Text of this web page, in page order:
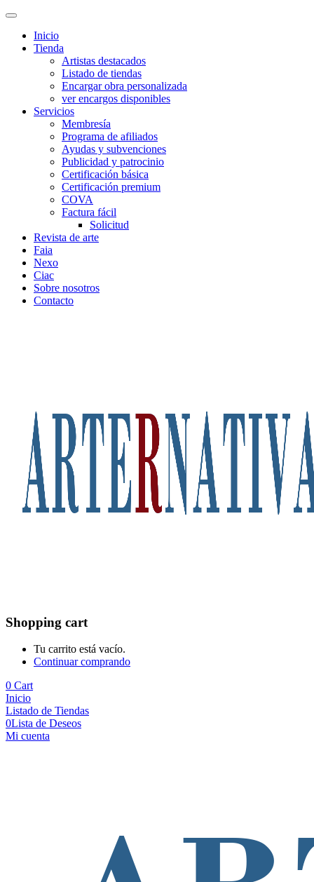
Inicio
Tienda
Artistas destacados
Listado de tiendas
Encargar obra personalizada
ver encargos disponibles
Servicios
Membresía
Programa de afiliados
Ayudas y subvenciones
Publicidad y patrocinio
Certificación básica
Certificación premium
COVA
Factura fácil
Solicitud
Revista de arte
Faia
Nexo
Ciac
Sobre nosotros
Contacto
Shopping cart
Tu carrito está vacío.
Continuar comprando
0 Cart
Inicio
Listado de Tiendas
0Lista de Deseos
Mi cuenta